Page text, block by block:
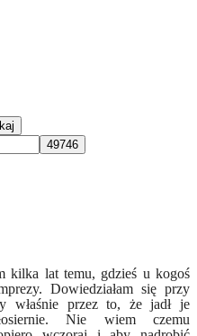
kilka lat temu, gdzieś u kogoś
Dowiedziałam się przy
właśnie przez to, że jadł je
Nie wiem czemu